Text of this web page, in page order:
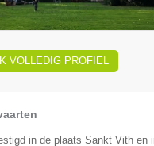
VOLLEDIG PROFIEL
in de plaats Sankt Vith en